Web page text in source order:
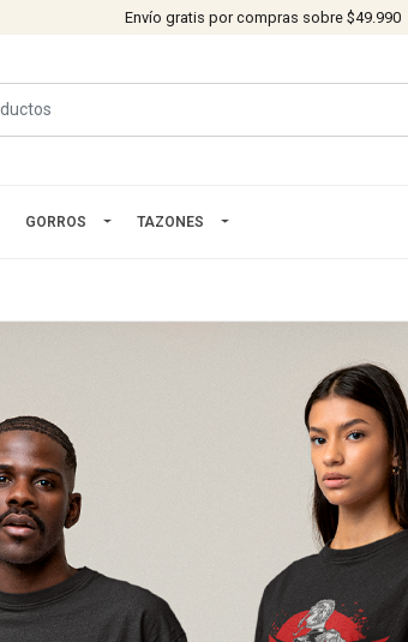
Envío gratis por compras sobre $49.990
GORROS TAZONES